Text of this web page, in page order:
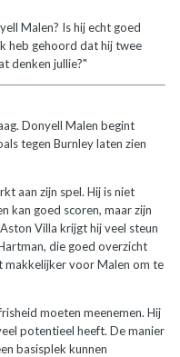
Malen? Is hij echt goed
heb gehoord dat hij twee
denken jullie?"
Donyell Malen begint
tegen Burnley laten zien
aan zijn spel. Hij is niet
kan goed scoren, maar zijn
Villa krijgt hij veel steun
die goed overzicht
makkelijker voor Malen om te
moeten meenemen. Hij
potentieel heeft. De manier
basisplek kunnen